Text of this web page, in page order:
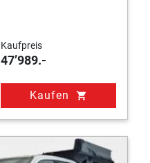
Kaufpreis
47’989.-
Kaufen shopping_cart